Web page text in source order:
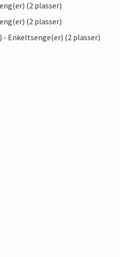
(2 plasser)
(2 plasser)
- Enkeltsenge(er) (2 plasser)